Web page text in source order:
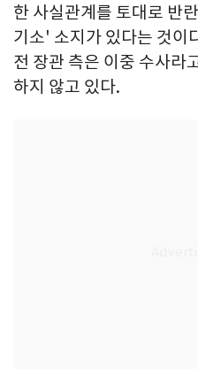
한 사실관계를 토대로 반
기소' 소지가 있다는 것이
전 장관 측은 이중 수사라
하지 않고 있다.